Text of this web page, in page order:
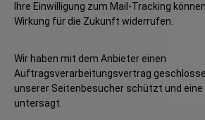
Ihre Einwilligung zum Mail-Tracking
Wirkung für die Zukunft widerrufen.
Wir haben mit dem Anbieter einen
Auftragsverarbeitungsvertrag
unserer Seitenbesucher schützt und eine
untersagt.